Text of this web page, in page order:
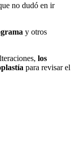
no dudó en ir
y otros
los
para revisar el